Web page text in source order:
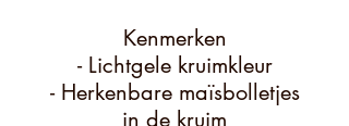
Kenmerken
- Lichtgele kruimkleur
- Herkenbare maïsbolletjes
in de kruim